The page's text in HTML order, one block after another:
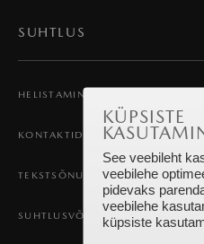
SUHTLUS
HELISTAMINE JA KÕNEDE
KONTAKTID
TEKSTSÕNUMID
SUHTLUSVÕRGUD
KÜPSISTE
See veebileht
veebilehe
pidevaks
veebilehe
küpsiste